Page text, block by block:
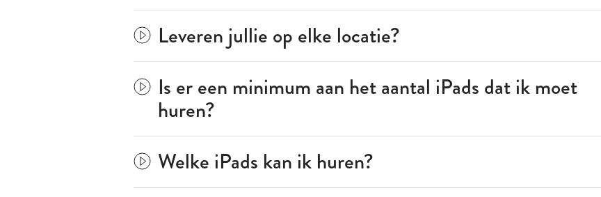
Leveren jullie op elke locatie?
Is er een minimum aan het aantal iPads dat ik moet
huren?
Welke iPads kan ik huren?